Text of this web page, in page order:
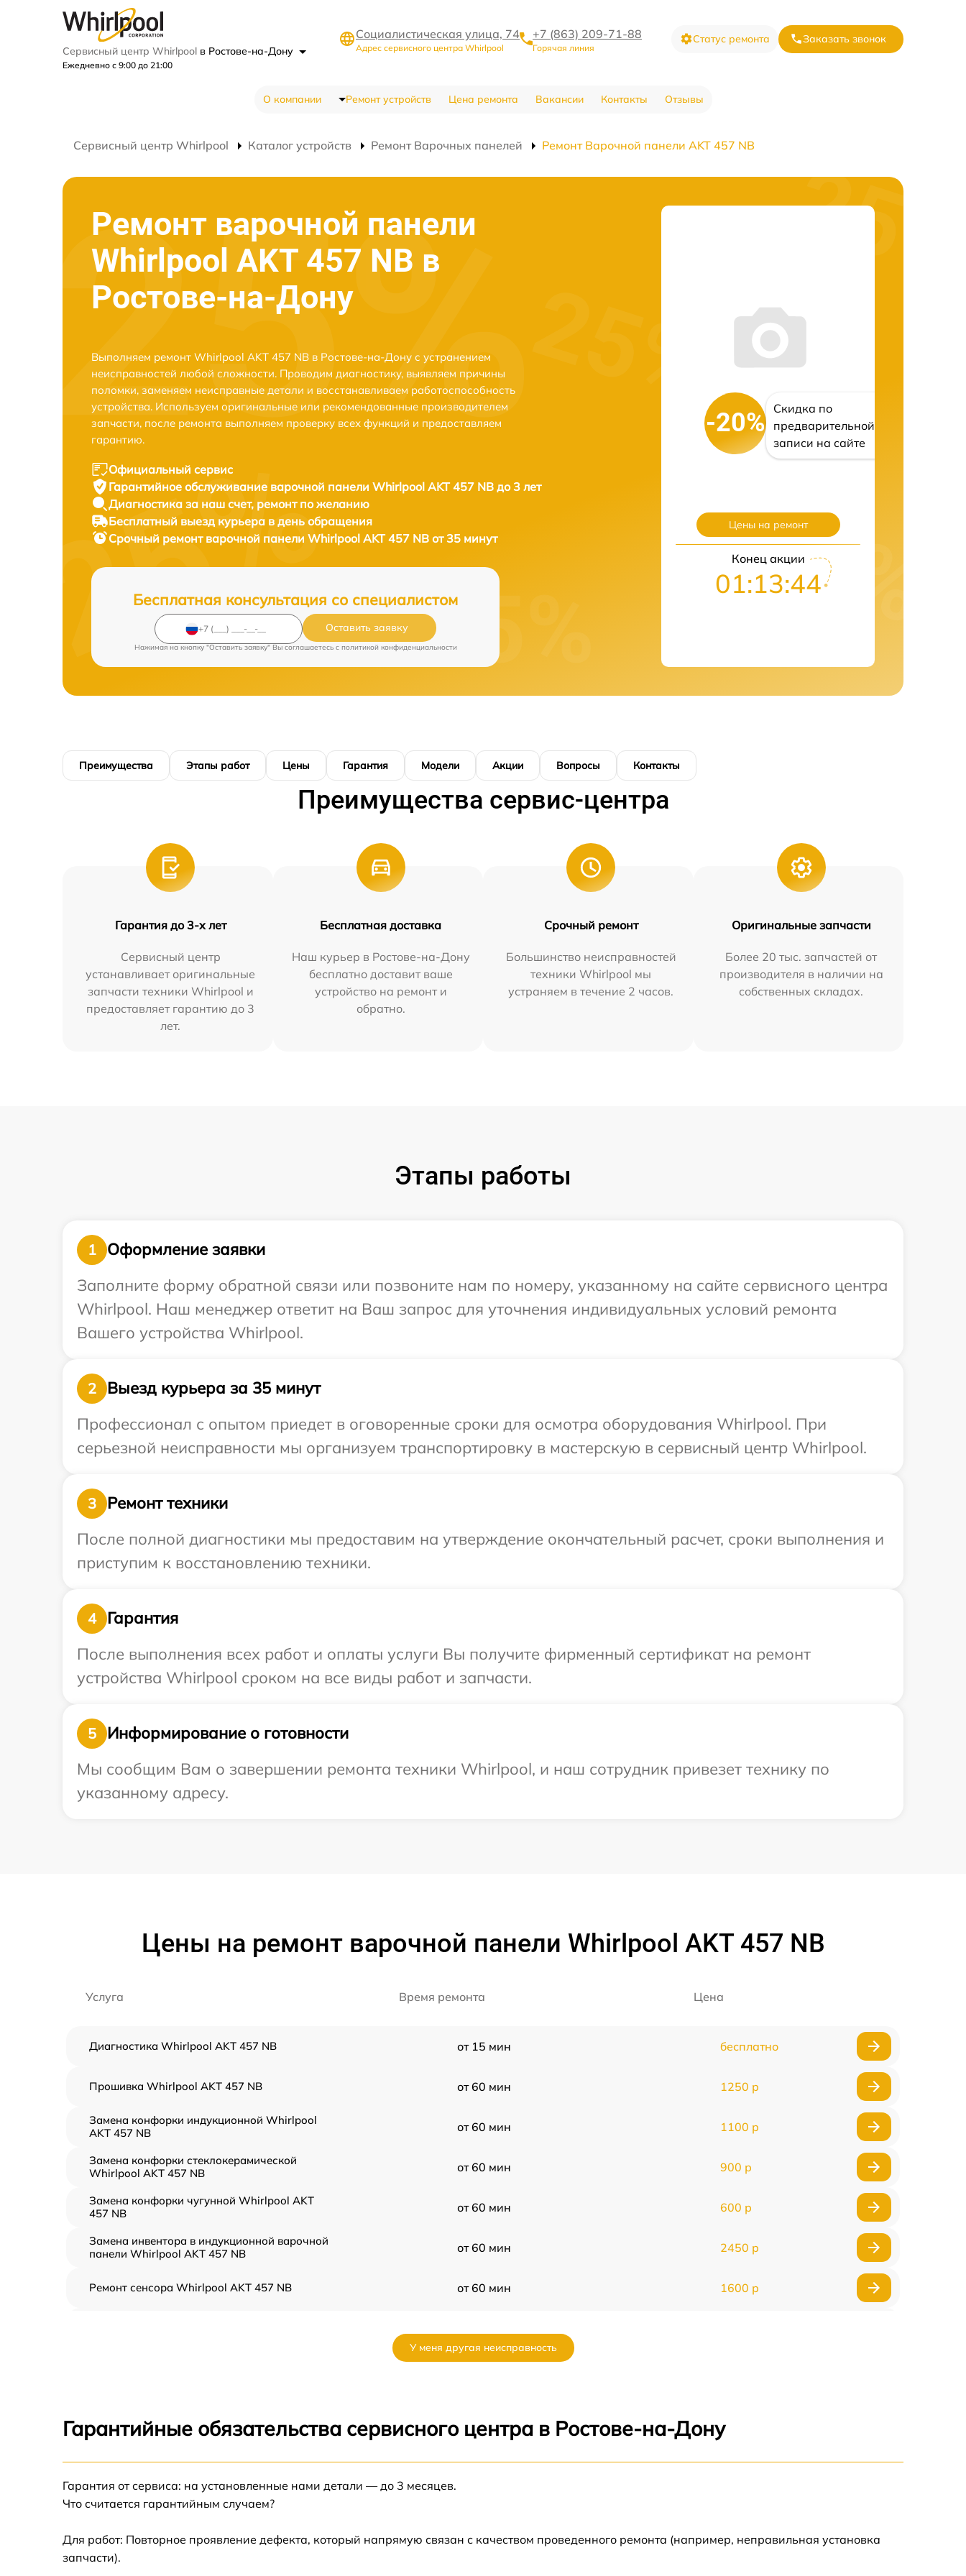
Сервисный центр Whirlpool в Ростове-на-Дону
Ежедневно с 9:00 до 21:00
Социалистическая улица, 74
Адрес сервисного центра Whirlpool
+7 (863) 209-71-88
Горячая линия
Статус ремонта Заказать звонок
О компании Ремонт устройств Цена ремонта Вакансии Контакты Отзывы
Сервисный центр Whirlpool Каталог устройств Ремонт Варочных панелей Ремонт Варочной панели AKT 457 NB
Ремонт варочной панели
Whirlpool AKT 457 NB в
Ростове-на-Дону
Выполняем ремонт Whirlpool AKT 457 NB в Ростове-на-Дону с устранением
неисправностей любой сложности. Проводим диагностику, выявляем причины
поломки, заменяем неисправные детали и восстанавливаем работоспособность
устройства. Используем оригинальные или рекомендованные производителем
запчасти, после ремонта выполняем проверку всех функций и предоставляем
гарантию.
Официальный сервис
Гарантийное обслуживание варочной панели Whirlpool AKT 457 NB до 3 лет
Диагностика за наш счет, ремонт по желанию
Бесплатный выезд курьера в день обращения
Срочный ремонт варочной панели Whirlpool AKT 457 NB от 35 минут
Бесплатная консультация со специалистом
Оставить заявку
Нажимая на кнопку "Оставить заявку" Вы соглашаетесь c политикой конфиденциальности
-20%
Скидка по
предварительной
записи на сайте
Цены на ремонт
Конец акции
01:13:43
Преимущества Этапы работ Цены Гарантия Модели Акции Вопросы Контакты
Преимущества сервис-центра
Гарантия до 3-х лет
Сервисный центр
устанавливает оригинальные
запчасти техники Whirlpool и
предоставляет гарантию до 3
лет.
Бесплатная доставка
Наш курьер в Ростове-на-Дону
бесплатно доставит ваше
устройство на ремонт и
обратно.
Срочный ремонт
Большинство неисправностей
техники Whirlpool мы
устраняем в течение 2 часов.
Оригинальные запчасти
Более 20 тыс. запчастей от
производителя в наличии на
собственных складах.
Этапы работы
1
Оформление заявки
Заполните форму обратной связи или позвоните нам по номеру, указанному на сайте сервисного центра
Whirlpool. Наш менеджер ответит на Ваш запрос для уточнения индивидуальных условий ремонта
Вашего устройства Whirlpool.
2
Выезд курьера за 35 минут
Профессионал с опытом приедет в оговоренные сроки для осмотра оборудования Whirlpool. При
серьезной неисправности мы организуем транспортировку в мастерскую в сервисный центр Whirlpool.
3
Ремонт техники
После полной диагностики мы предоставим на утверждение окончательный расчет, сроки выполнения и
приступим к восстановлению техники.
4
Гарантия
После выполнения всех работ и оплаты услуги Вы получите фирменный сертификат на ремонт
устройства Whirlpool сроком на все виды работ и запчасти.
5
Информирование о готовности
Мы сообщим Вам о завершении ремонта техники Whirlpool, и наш сотрудник привезет технику по
указанному адресу.
Цены на ремонт варочной панели Whirlpool AKT 457 NB
Услуга Время ремонта Цена
Диагностика Whirlpool AKT 457 NB от 15 мин бесплатно
Прошивка Whirlpool AKT 457 NB от 60 мин 1250 р
Замена конфорки индукционной Whirlpool
AKT 457 NB
от 60 мин 1100 р
Замена конфорки стеклокерамической
Whirlpool AKT 457 NB
от 60 мин 900 р
Замена конфорки чугунной Whirlpool AKT
457 NB
от 60 мин 600 р
Замена инвентора в индукционной варочной
панели Whirlpool AKT 457 NB
от 60 мин 2450 р
Ремонт сенсора Whirlpool AKT 457 NB от 60 мин 1600 р
Замена сенсора Whirlpool AKT 457 NB
У меня другая неисправность
Гарантийные обязательства сервисного центра в Ростове-на-Дону
Гарантия от сервиса: на установленные нами детали — до 3 месяцев.
Что считается гарантийным случаем?
Для работ: Повторное проявление дефекта, который напрямую связан с качеством проведенного ремонта (например, неправильная установка
запчасти).